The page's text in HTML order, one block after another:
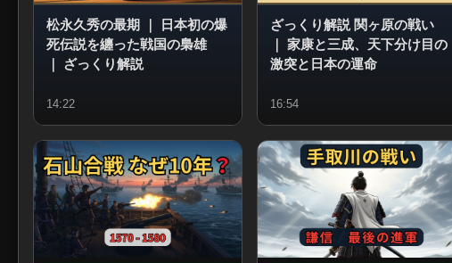
松永久秀の最期 ｜
日本初の爆
死伝説を纏った戦国の梟雄
｜
ざっくり解説
14:22
ざっくり解説 関ヶ原の戦い
｜家康と三成、天下分け目の
激突と日本の運命
16:54